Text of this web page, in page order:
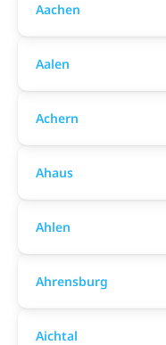
Aachen
Aalen
Achern
Ahaus
Ahlen
Ahrensburg
Aichtal